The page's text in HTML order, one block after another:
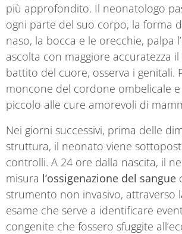
più approfondito. Il neonatologo
ogni parte del suo corpo, la forma
naso, la bocca e le orecchie, palpa
ascolta con maggiore accuratezza
battito del cuore, osserva i genitali.
moncone del cordone ombelicale
piccolo alle cure amorevoli di
Nei giorni successivi, prima delle
struttura, il neonato viene
controlli. A 24 ore dalla nascita, il
misura l’ossigenazione del sangue
strumento non invasivo, attraverso
esame che serve a identificare
congenite che fossero sfuggite